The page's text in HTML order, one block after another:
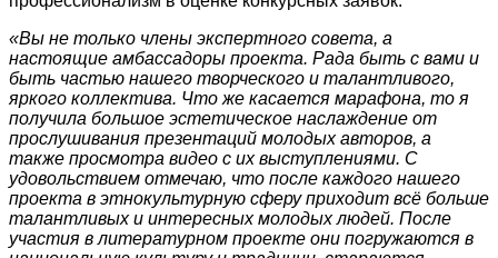
«Вы не только члены экспертного совета, а
настоящие амбассадоры проекта. Рада быть с вами и
быть частью нашего творческого и талантливого,
яркого коллектива. Что же касается марафона, то я
получила большое эстетическое наслаждение от
прослушивания презентаций молодых авторов, а
также просмотра видео с их выступлениями. С
удовольствием отмечаю, что после каждого нашего
проекта в этнокультурную сферу приходит всё больше
талантливых и интересных молодых людей. После
участия в литературном проекте они погружаются в